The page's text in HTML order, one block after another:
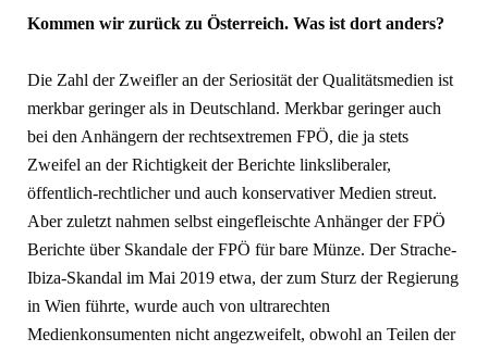
Kommen wir zurück zu Österreich. Was ist dort anders?
Die Zahl der Zweifler an der Seriosität der Qualitätsmedien ist
merkbar geringer als in Deutschland. Merkbar geringer auch
bei den Anhängern der rechtsextremen FPÖ, die ja stets
Zweifel an der Richtigkeit der Berichte linksliberaler,
öffentlich-rechtlicher und auch konservativer Medien streut.
Aber zuletzt nahmen selbst eingefleischte Anhänger der FPÖ
Berichte über Skandale der FPÖ für bare Münze. Der Strache-
Ibiza-Skandal im Mai 2019 etwa, der zum Sturz der Regierung
in Wien führte, wurde auch von ultrarechten
Medienkonsumenten nicht angezweifelt, obwohl an Teilen der